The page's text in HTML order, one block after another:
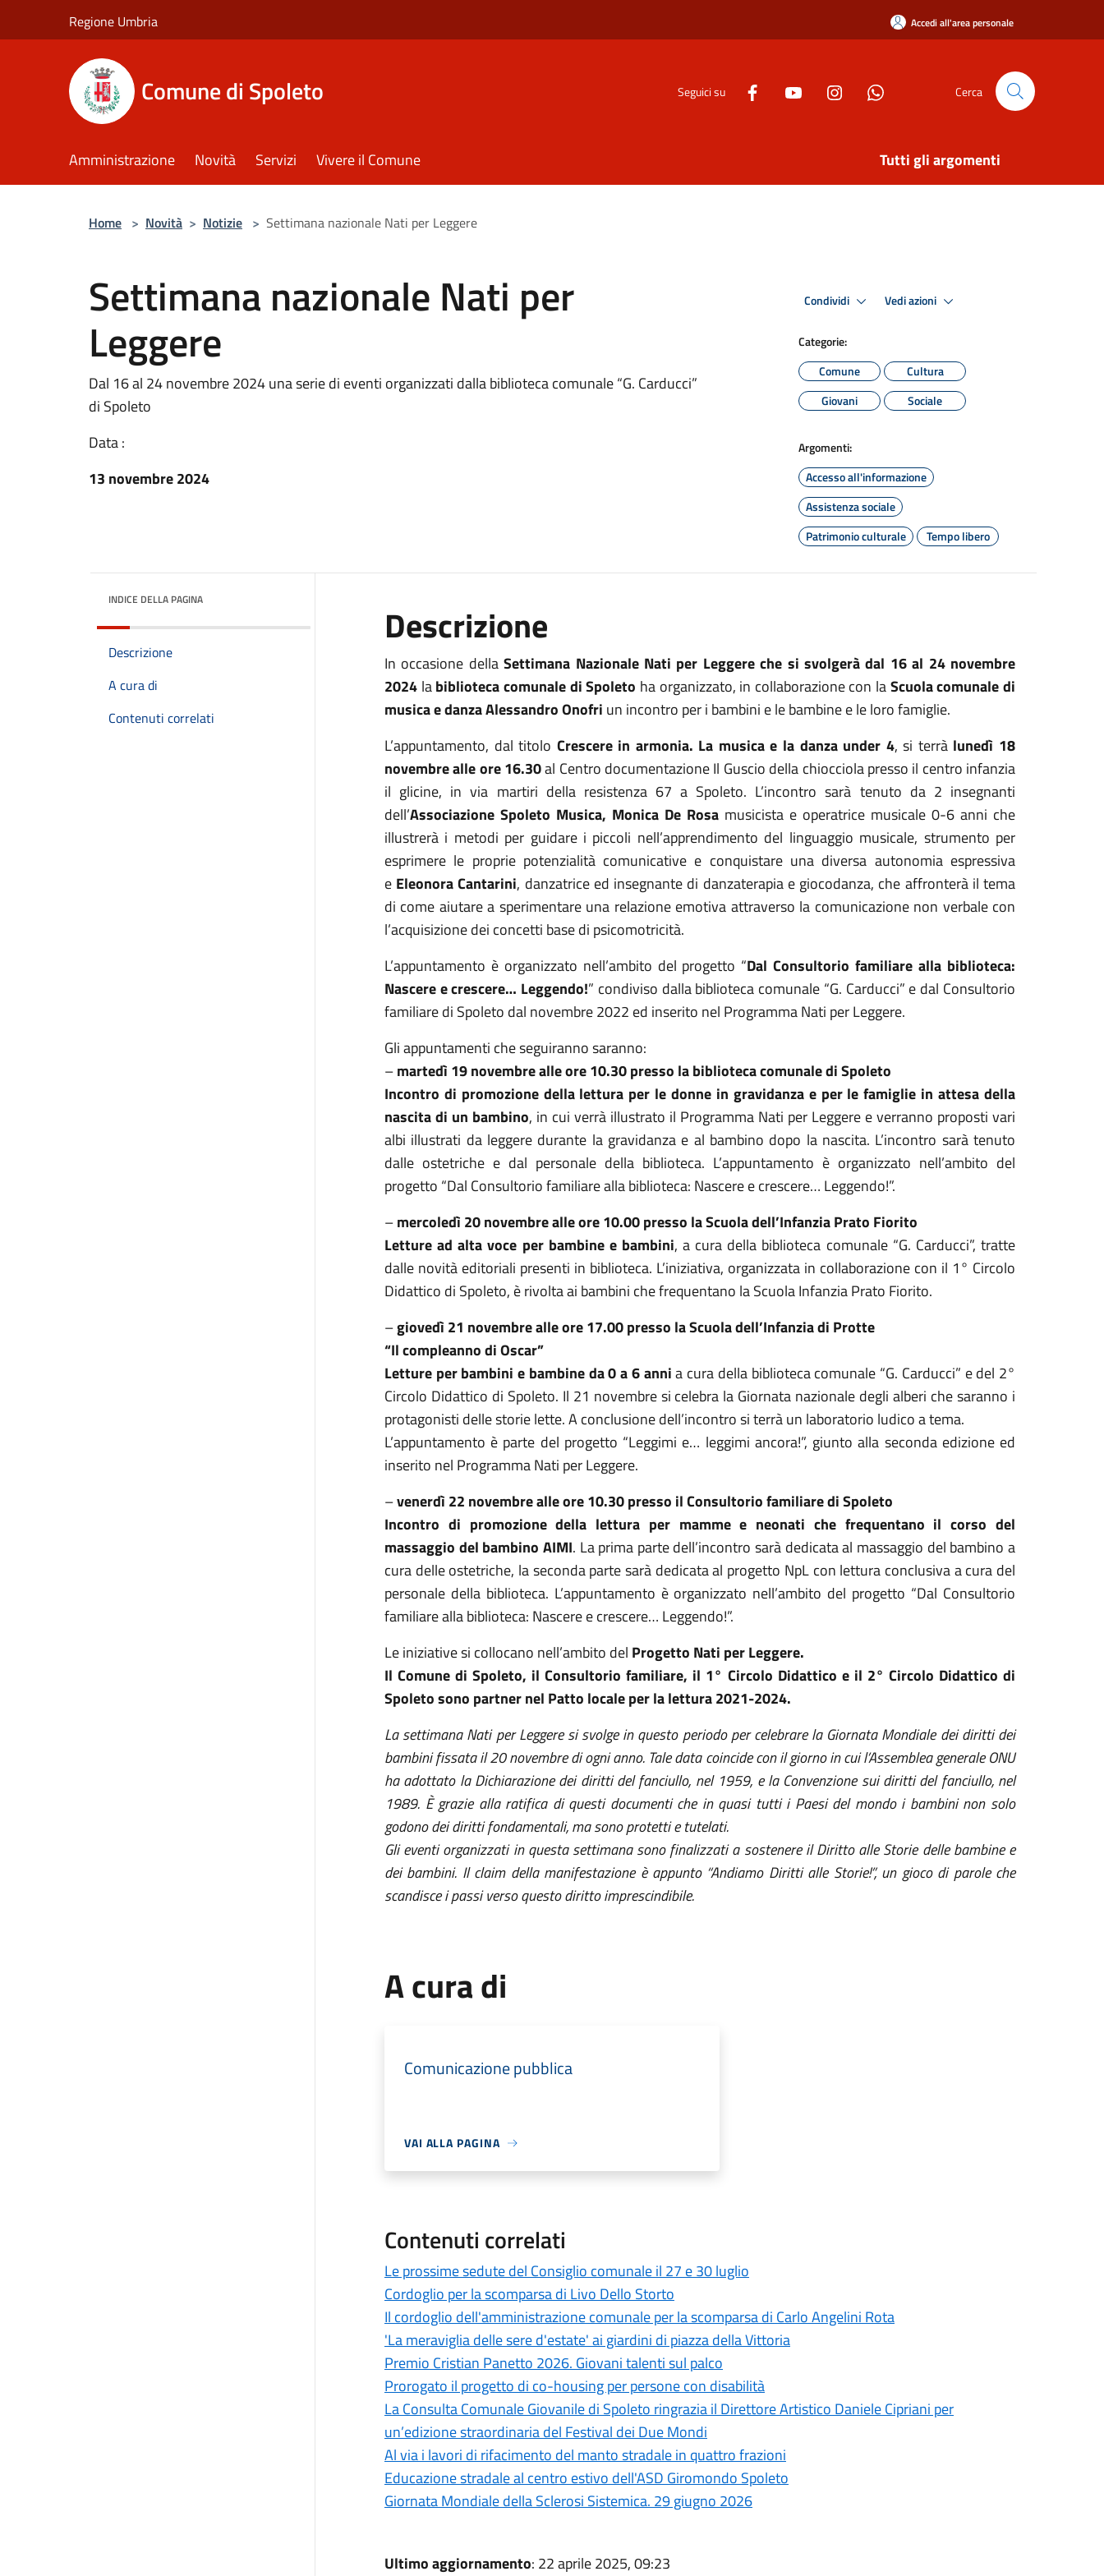
Regione Umbria Accedi all'area personale
Comune di Spoleto Seguici su Cerca
Amministrazione Novità Servizi Vivere il Comune Tutti gli argomenti
Home > Novità > Notizie > Settimana nazionale Nati per Leggere
Settimana nazionale Nati per
Leggere
Dal 16 al 24 novembre 2024 una serie di eventi organizzati dalla biblioteca comunale “G. Carducci”
di Spoleto
Data :
13 novembre 2024
Condividi Vedi azioni
Categorie:
Comune
Cultura
Giovani
Sociale
Argomenti:
Accesso all'informazione
Assistenza sociale
Patrimonio culturale
Tempo libero
INDICE DELLA PAGINA
Descrizione
A cura di
Contenuti correlati
Descrizione
In occasione dellaSettimana Nazionale Nati per Leggere che si svolgerà dal 16 al 24 novembre
2024labiblioteca comunale di Spoleto ha organizzato, in collaborazione con laScuola comunale di
musica e danza Alessandro Onofri un incontro per i bambini e le bambine e le loro famiglie.
L’appuntamento, dal titolo Crescere in armonia. La musica e la danza under 4, si terrà lunedì 18
novembre alle ore 16.30al Centro documentazione Il Guscio della chiocciola presso il centro infanzia
il glicine, in via martiri della resistenza 67 a Spoleto. L’incontro sarà tenuto da 2 insegnanti
dell’Associazione Spoleto Musica, Monica De Rosamusicista e operatrice musicale 0-6 anni che
illustrerà i metodi per guidare i piccoli nell’apprendimento del linguaggio musicale, strumento per
esprimere le proprie potenzialità comunicative e conquistare una diversa autonomia espressiva
e Eleonora Cantarini, danzatrice ed insegnante di danzaterapia e giocodanza, che affronterà il tema
di come aiutare a sperimentare una relazione emotiva attraverso la comunicazione non verbale con
l’acquisizione dei concetti base di psicomotricità.
L’appuntamento è organizzato nell’ambito del progetto “Dal Consultorio familiare alla biblioteca:
Nascere e crescere… Leggendo!” condiviso dalla biblioteca comunale “G. Carducci” e dal Consultorio
familiare di Spoleto dal novembre 2022 ed inserito nel Programma Nati per Leggere.
Gli appuntamenti che seguiranno saranno:
–martedì 19 novembre alle ore 10.30 presso la biblioteca comunale di Spoleto
Incontro di promozione della lettura per le donne in gravidanza e per le famiglie in attesa della
nascita di un bambino, in cui verrà illustrato il Programma Nati per Leggere e verranno proposti vari
albi illustrati da leggere durante la gravidanza e al bambino dopo la nascita. L’incontro sarà tenuto
dalle ostetriche e dal personale della biblioteca. L’appuntamento è organizzato nell’ambito del
progetto “Dal Consultorio familiare alla biblioteca: Nascere e crescere… Leggendo!”.
–mercoledì 20 novembre alle ore 10.00 presso la Scuola dell’Infanzia Prato Fiorito
Letture ad alta voce per bambine e bambini, a cura della biblioteca comunale “G. Carducci”, tratte
dalle novità editoriali presenti in biblioteca. L’iniziativa, organizzata in collaborazione con il 1° Circolo
Didattico di Spoleto, è rivolta ai bambini che frequentano la Scuola Infanzia Prato Fiorito.
–giovedì 21 novembre alle ore 17.00 presso la Scuola dell’Infanzia di Protte
“Il compleanno di Oscar”
Letture per bambini e bambine da 0 a 6 annia cura della biblioteca comunale “G. Carducci” e del 2°
Circolo Didattico di Spoleto. Il 21 novembre si celebra la Giornata nazionale degli alberi che saranno i
protagonisti delle storie lette. A conclusione dell’incontro si terrà un laboratorio ludico a tema.
L’appuntamento è parte del progetto “Leggimi e… leggimi ancora!”, giunto alla seconda edizione ed
inserito nel Programma Nati per Leggere.
–venerdì 22 novembre alle ore 10.30 presso il Consultorio familiare di Spoleto
Incontro di promozione della lettura per mamme e neonati che frequentano il corso del
massaggio del bambino AIMI. La prima parte dell’incontro sarà dedicata al massaggio del bambino a
cura delle ostetriche, la seconda parte sarà dedicata al progetto NpL con lettura conclusiva a cura del
personale della biblioteca. L’appuntamento è organizzato nell’ambito del progetto “Dal Consultorio
familiare alla biblioteca: Nascere e crescere… Leggendo!”.
Le iniziative si collocano nell’ambito del Progetto Nati per Leggere.
Il Comune di Spoleto, il Consultorio familiare, il 1° Circolo Didattico e il 2° Circolo Didattico di
Spoleto sono partner nel Patto locale per la lettura 2021-2024.
La settimana Nati per Leggere si svolge in questo periodo per celebrare la Giornata Mondiale dei diritti dei
bambini fissata il 20 novembre di ogni anno. Tale data coincide con il giorno in cui l’Assemblea generale ONU
ha adottato la Dichiarazione dei diritti del fanciullo, nel 1959, e la Convenzione sui diritti del fanciullo, nel
1989. È grazie alla ratifica di questi documenti che in quasi tutti i Paesi del mondo i bambini non solo
godono dei diritti fondamentali, ma sono protetti e tutelati.
Gli eventi organizzati in questa settimana sono finalizzati a sostenere il Diritto alle Storie delle bambine e
dei bambini. Il claim della manifestazione è appunto “Andiamo Diritti alle Storie!”, un gioco di parole che
scandisce i passi verso questo diritto imprescindibile.
A cura di
Comunicazione pubblica
VAI ALLA PAGINA
Contenuti correlati
Le prossime sedute del Consiglio comunale il 27 e 30 luglio
Cordoglio per la scomparsa di Livo Dello Storto
Il cordoglio dell'amministrazione comunale per la scomparsa di Carlo Angelini Rota
'La meraviglia delle sere d'estate' ai giardini di piazza della Vittoria
Premio Cristian Panetto 2026. Giovani talenti sul palco
Prorogato il progetto di co-housing per persone con disabilità
La Consulta Comunale Giovanile di Spoleto ringrazia il Direttore Artistico Daniele Cipriani per
un’edizione straordinaria del Festival dei Due Mondi
Al via i lavori di rifacimento del manto stradale in quattro frazioni
Educazione stradale al centro estivo dell'ASD Giromondo Spoleto
Giornata Mondiale della Sclerosi Sistemica. 29 giugno 2026
Ultimo aggiornamento: 22 aprile 2025, 09:23